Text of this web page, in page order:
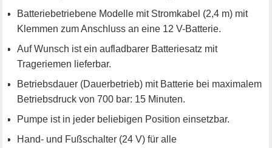
Batteriebetriebene Modelle mit Stromkabel (2,4 m) mit
Klemmen zum Anschluss an eine 12 V-Batterie.
Auf Wunsch ist ein aufladbarer Batteriesatz mit
Trageriemen lieferbar.
Betriebsdauer (Dauerbetrieb) mit Batterie bei maximalem
Betriebsdruck von 700 bar: 15 Minuten.
Pumpe ist in jeder beliebigen Position einsetzbar.
Hand- und Fußschalter (24 V) für alle